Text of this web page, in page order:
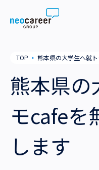
Skip to content
代表メッセージ
事業内容
業務支援
企業情報
ニュース
TOP ▪ 熊本県の大学生へ就
熊本県の
モcafeを
します